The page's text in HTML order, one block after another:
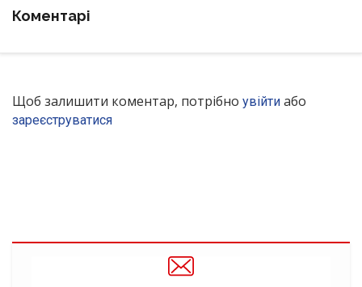
Коментарі
Щоб залишити коментар, потрібно увійти або
зареєструватися